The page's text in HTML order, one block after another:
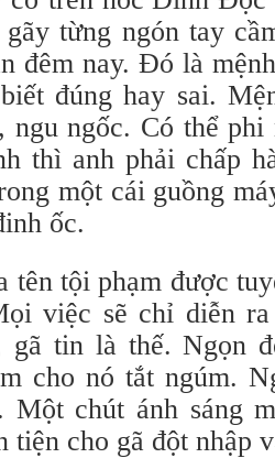
từng ngón tay
đêm nay. Đó là
đúng hay sai.
ngu ngốc. Có thể
thì anh phải chấp
một cái guồng
ốc.
tên tội phạm được
việc sẽ chỉ diễn
gã tin là thế. Ngọn
cho nó tắt ngúm.
Một chút ánh sáng
tiện cho gã đột nhập